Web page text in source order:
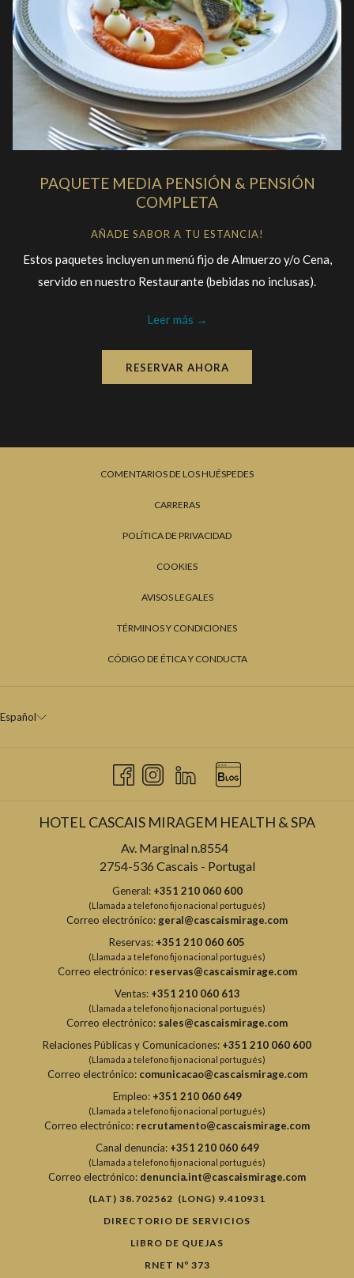
PAQUETE MEDIA PENSIÓN & PENSIÓN
COMPLETA
AÑADE SABOR A TU ESTANCIA!
Estos paquetes incluyen un menú fijo de Almuerzo y/o Cena,
servido en nuestro Restaurante (bebidas no inclusas).
Leer más
RESERVAR AHORA
COMENTARIOS DE LOS HUÉSPEDES
CARRERAS
POLÍTICA DE PRIVACIDAD
COOKIES
AVISOS LEGALES
TÉRMINOS Y CONDICIONES
CÓDIGO DE ÉTICA Y CONDUCTA
Español
HOTEL CASCAIS MIRAGEM HEALTH & SPA
Av. Marginal n.8554
2754-536 Cascais - Portugal
General: +351 210 060 600
(Llamada a telefono fijo nacional portugués)
Correo electrónico: geral@cascaismirage.com
Reservas: +351 210 060 605
(Llamada a telefono fijo nacional portugués)
Correo electrónico: reservas@cascaismirage.com
Ventas: +351 210 060 613
(Llamada a telefono fijo nacional portugués)
Correo electrónico: sales@cascaismirage.com
Relaciones Públicas y Comunicaciones: +351 210 060 600
(Llamada a telefono fijo nacional portugués)
Correo electrónico: comunicacao@cascaismirage.com
Empleo: +351 210 060 649
(Llamada a telefono fijo nacional portugués)
Correo electrónico: recrutamento@cascaismirage.com
Canal denuncia: +351 210 060 649
(Llamada a telefono fijo nacional portugués)
Correo electrónico: denuncia.int@cascaismirage.com
(LAT) 38.702562 (LONG) 9.410931
DIRECTORIO DE SERVICIOS
LIBRO DE QUEJAS
RNET Nº 373